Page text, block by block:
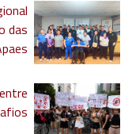
das